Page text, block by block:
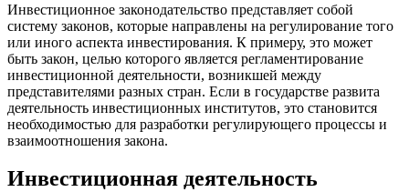
Инвестиционное законодательство представляет собой
систему законов, которые направлены на регулирование того
или иного аспекта инвестирования. К примеру, это может
быть закон, целью которого является регламентирование
инвестиционной деятельности, возникшей между
представителями разных стран. Если в государстве развита
деятельность инвестиционных институтов, это становится
необходимостью для разработки регулирующего процессы и
взаимоотношения закона.
Инвестиционная деятельность